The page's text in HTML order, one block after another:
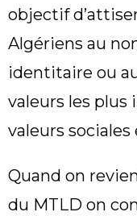
objectif
Algériens au
identitaire ou
valeurs les
valeurs
Quand on
du MTLD on